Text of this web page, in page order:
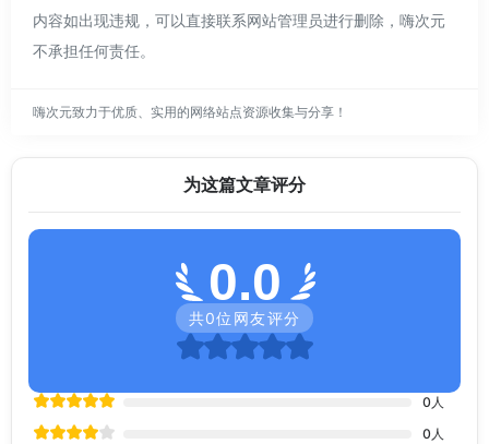
内容如出现违规，可以直接联系网站管理员进行删除，嗨次元
不承担任何责任。
嗨次元致力于优质、实用的网络站点资源收集与分享！
为这篇文章评分
0.0
共0位网友评分
0 人
0 人